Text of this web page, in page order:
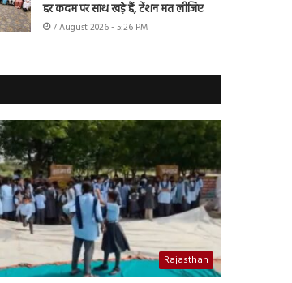
हर कदम पर साथ खड़े हैं, टेंशन मत लीजिए
7 August 2026 - 5:26 PM
Rajasthan